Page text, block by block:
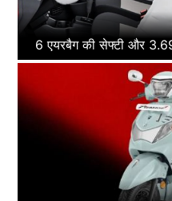
6 एयरबैग की सेफ्टी और